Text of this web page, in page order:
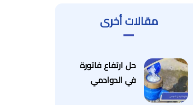
مقالات أخرى
حل ارتفاع فاتورة
في الدوادمي